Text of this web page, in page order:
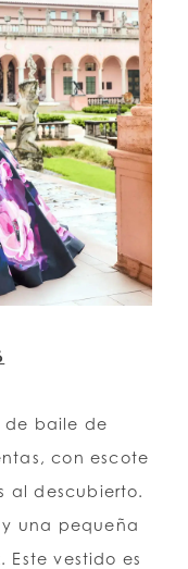
de baile de
con escote
al descubierto.
una pequeña
vestido es